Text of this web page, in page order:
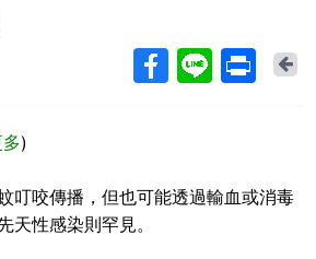
)
叮咬傳播，但也可能透過輸血或消毒
天性感染則罕見。